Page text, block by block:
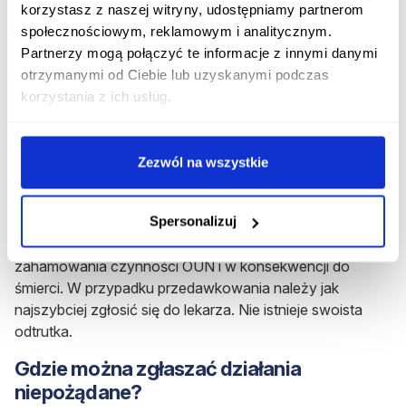
korzystasz z naszej witryny, udostępniamy partnerom
społecznościowym, reklamowym i analitycznym.
Partnerzy mogą połączyć te informacje z innymi danymi
otrzymanymi od Ciebie lub uzyskanymi podczas
korzystania z ich usług.
Zezwól na wszystkie
Spersonalizuj
związku z działaniem osłabiającym przekaźnictwo na
poziomie rdzenia kręgowego, lek może doprowadzić do
całkowitego zniesienia odruchów.
Działaniem niepożądanym produktu
świadomości, śpiączkaczyzatrzymanie oddechu
świadczą o przedawkowaniu leku Baclofen.
Przedawkowanie może także doprowadzić do
zahamowania czynności OUN i w konsekwencji do
śmierci. W przypadku przedawkowania należy jak
najszybciej zgłosić się do lekarza. Nie istnieje swoista
odtrutka.
Gdzie można zgłaszać działania
niepożądane?